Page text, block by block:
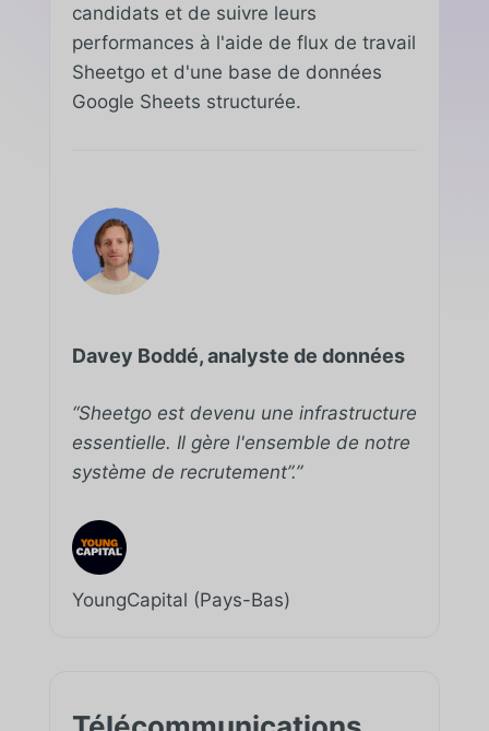
candidats et de suivre leurs
performances à l'aide de flux de travail
Sheetgo et d'une base de données
Google Sheets structurée.
Davey Boddé, analyste de données
“Sheetgo est devenu une infrastructure
essentielle. Il gère l'ensemble de notre
système de recrutement”.”
YoungCapital (Pays-Bas)